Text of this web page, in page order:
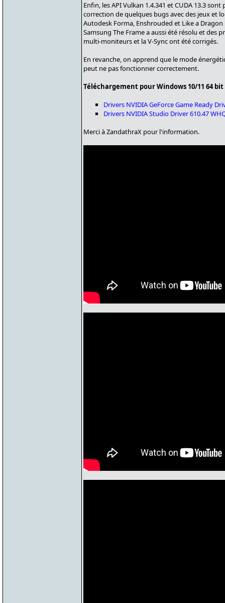
Enfin, les API Vulkan 1.4.341 et CUDA 13.3
correction de quelques bugs avec des jeux et
Autodesk Forma, Enshrouded et Like a
Samsung The Frame a aussi été résolu et des
multi-moniteurs et la V-Sync ont été corrigés.
En revanche, on apprend que le mode
peut ne pas fonctionner correctement.
Téléchargement pour Windows 10/11 64 bit
Drivers NVIDIA GeForce Game Ready
Drivers NVIDIA Studio Driver 610.47
Merci à ZandathraX pour l'information.